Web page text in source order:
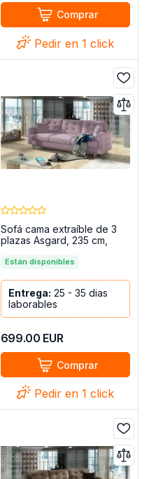
Comprar
Pedir en 1 click
Sofá cama extraíble de 3
plazas Asgard, 235 cm,
Están disponibles
Entrega: 25 - 35 dias
laborables
699.00 EUR
Comprar
Pedir en 1 click